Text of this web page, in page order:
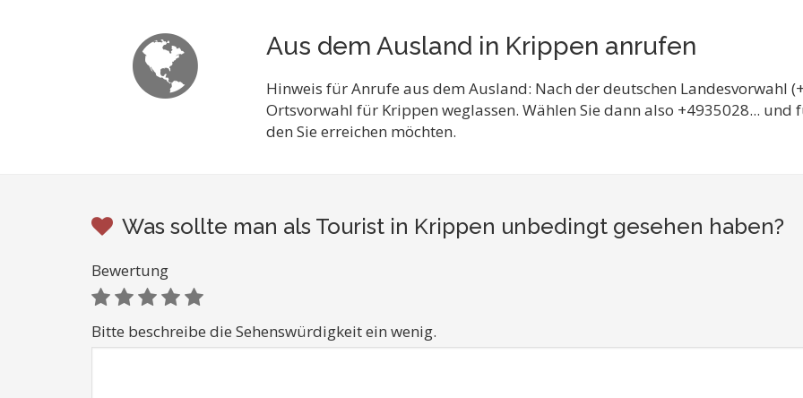
Aus dem Ausland in Krippen anrufen
Hinweis für Anrufe aus dem Ausland: Nach der deutschen Landesvorwahl
Ortsvorwahl für Krippen weglassen. Wählen Sie dann also +4935028...
den Sie erreichen möchten.
Was sollte man als Tourist in Krippen unbedingt gesehen haben?
Bewertung
Bitte beschreibe die Sehenswürdigkeit ein wenig.